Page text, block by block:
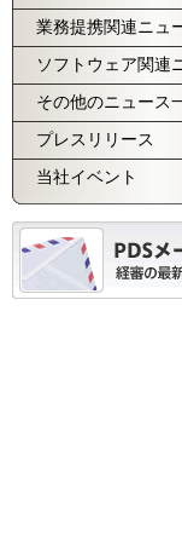
業務提携関連ニュ
ソフトウェア関連
その他のニュース
プレスリリース
当社イベント